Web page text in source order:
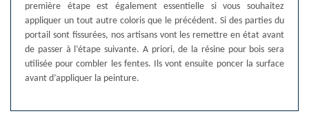
première étape est également essentielle si vous souhaitez
appliquer un tout autre coloris que le précédent. Si des parties du
portail sont fissurées, nos artisans vont les remettre en état avant
de passer à l’étape suivante. A priori, de la résine pour bois sera
utilisée pour combler les fentes. Ils vont ensuite poncer la surface
avant d’appliquer la peinture.